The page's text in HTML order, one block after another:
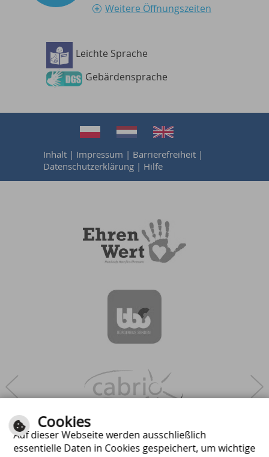
Weitere Öffnungszeiten
Barrierefreiheit
Leichte Sprache
Gebärdensprache
Inhalt| Impressum | Barrierefreiheit|
Datenschutzerklärung| Hilfe
Cookies
Auf dieser Webseite werden ausschließlich
essentielle Daten in Cookies gespeichert, um wichtige